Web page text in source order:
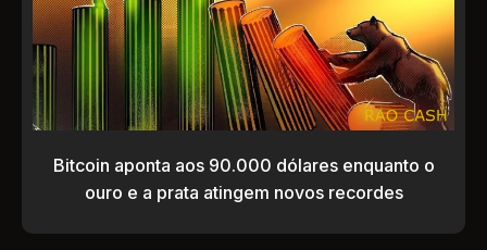
Bitcoin aponta aos 90.000 dólares enquanto o
ouro e a prata atingem novos recordes